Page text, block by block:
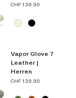
Preis
CHF 139.90
Vapor Glove 7
Leather |
Herren
Preis
CHF 139.90